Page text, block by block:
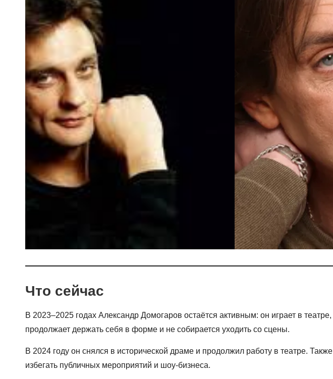
Что сейчас
В 2023–2025 годах Александр Домогаров остаётся активным: он играет в
продолжает держать себя в форме и не собирается уходить со сцены.
В 2024 году он снялся в исторической драме и продолжил работу в театре.
избегать публичных мероприятий и шоу-бизнеса.